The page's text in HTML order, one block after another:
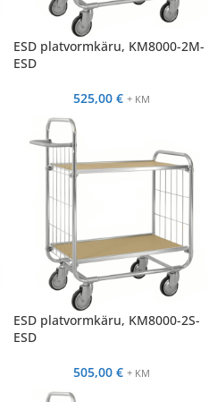
ESD platvormkäru, KM8000-2M-
ESD
525,00 € + KM
ESD platvormkäru, KM8000-2S-
ESD
505,00 € + KM